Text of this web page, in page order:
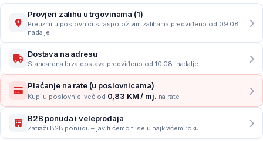
Provjeri zalihu u trgovinama (1)
Preuzmi u poslovnici s raspoloživim zalihama predviđeno od 09.08.
nadalje
Dostava na adresu
Standardna brza dostava predviđeno od 10.08. nadalje
Plaćanje na rate (u poslovnicama)
Kupi u poslovnici već od 0,83 KM / mj. na rate
B2B ponuda i veleprodaja
Zatraži B2B ponudu – javiti ćemo ti se u najkraćem roku